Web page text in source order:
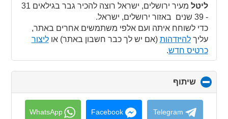
collapse
contents
ליטל
מעיר ירושלים, ישראל רוצה להכיר גבר בגילאים 31
- 39 שנים באזור ירושלים, ישראל.
כדי לשוחח איתה ועם אלפי משתמשים אחרים באתר,
עליךלהיזדהות (אם יש לך כבר חשבון באתר) אוליצור
כרטיס חדש.
שיתוף
to
collapse
contents
Telegram
Facebook
WhatsApp